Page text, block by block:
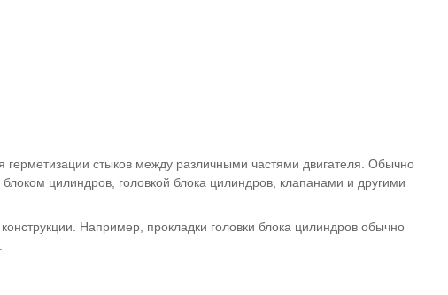
герметизации стыков между различными частями двигателя. Обычно
цилиндров, головкой блока цилиндров, клапанами и другими
Например, прокладки головки блока цилиндров обычно